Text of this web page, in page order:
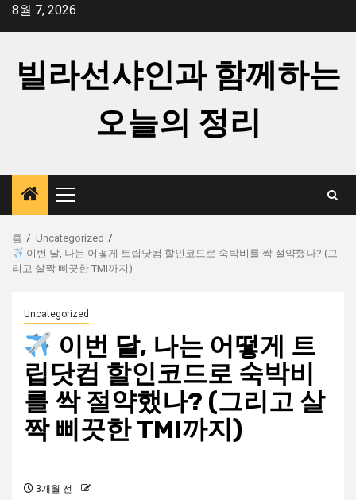
8월 7, 2026
빌라선샤인과 함께하는
오늘의 정리
주
메
홈
Uncategorized
이번 달, 나는 어떻게 트립닷컴 할인코드로 숙박비를 싹 절약했나? (그
리고 살짝 삐끗한 TMI까지)
Uncategorized
이번 달, 나는 어떻게 트
립닷컴 할인코드로 숙박비
를 싹 절약했나? (그리고 살
짝 삐끗한 TMI까지)
3개월 전